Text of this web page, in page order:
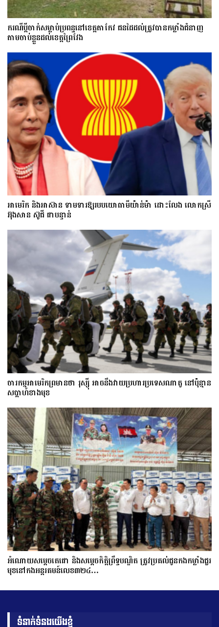
ករណីប្ដីចាក់សម្លាប់ប្រពន្ធនៅខេត្តតាកែវ ជនដៃដល់ត្រូវបានកម្លាំងជំនាញ
តាមចាប់ខ្លួនដល់ខេត្តព្រៃវែង
អាមេរិក និងអាស៊ាន ទាមទារឱ្យ​របបយោធាមីយ៉ាន់ម៉ា​ ដោះ​លែង​ លោកស្រី
អ៊ុងសាន ស៊ូជី ជា​បន្ទាន់
ចារកម្ម​អាមេរិក​ព្រមាន​ថា​ រុស្ស៊ី​ អាចនឹងវាយប្រហារប្រទេស​​ណា​តូ ​នៅ​ប៉ុន្មាន​
សប្តាហ៍​​ខាង​មុខ​​
អំណោយសម្តេចតេជោ និងសម្តេចកិត្តិព្រឹទ្ធបណ្ឌិត ត្រូវប្រគល់ជូនកងកម្លាំងជួរ
មុខនៅកងអន្តរគមន៍លេខ៣២៤…
ទំនាក់ទំនងយើងខ្ញុំ